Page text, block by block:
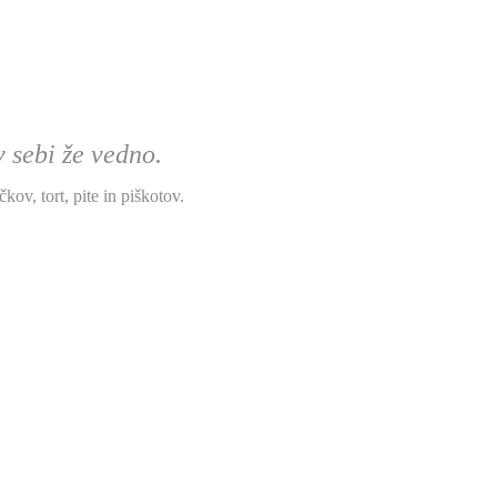
že vedno.
tort, pite in piškotov.